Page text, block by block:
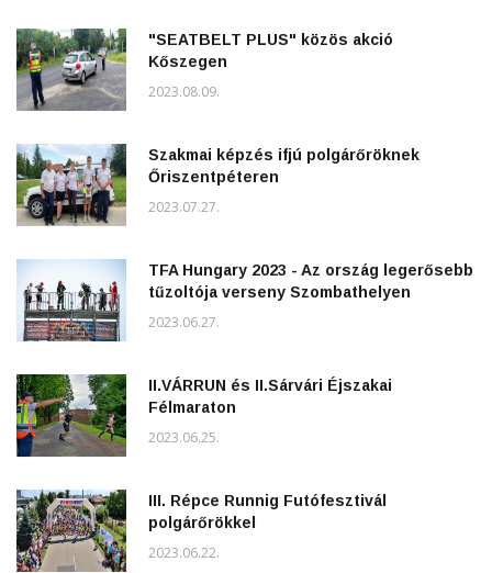
"SEATBELT PLUS" közös akció
Kőszegen
2023.08.09.
Szakmai képzés ifjú polgárőröknek
Őriszentpéteren
2023.07.27.
TFA Hungary 2023 - Az ország legerősebb
tűzoltója verseny Szombathelyen
2023.06.27.
II.VÁRRUN és II.Sárvári Éjszakai
Félmaraton
2023.06.25.
III. Répce Runnig Futófesztivál
polgárőrökkel
2023.06.22.